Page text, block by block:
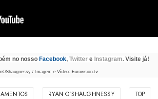
no nosso Facebook, Twittere Instagram. Visite já!
/ Imagem e Vídeo: Eurovision.tv
RYAN O'SHAUGHNESSY TOP